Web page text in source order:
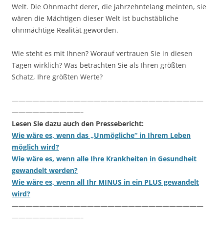
Welt. Die Ohnmacht derer, die jahrzehntelang meinten, sie
wären die Mächtigen dieser Welt ist buchstäbliche
ohnmächtige Realität geworden.
Wie steht es mit Ihnen? Worauf vertrauen Sie in diesen
Tagen wirklich? Was betrachten Sie als Ihren größten
Schatz, Ihre größten Werte?
————————————————————————————
——————————–
Lesen Sie dazu auch den Pressebericht:
Wie wäre es, wenn das „Unmögliche“ in Ihrem Leben
möglich wird?
Wie wäre es, wenn alle Ihre Krankheiten in Gesundheit
gewandelt werden?
Wie wäre es, wenn all Ihr MINUS in ein PLUS gewandelt
wird?
————————————————————————————
——————————–